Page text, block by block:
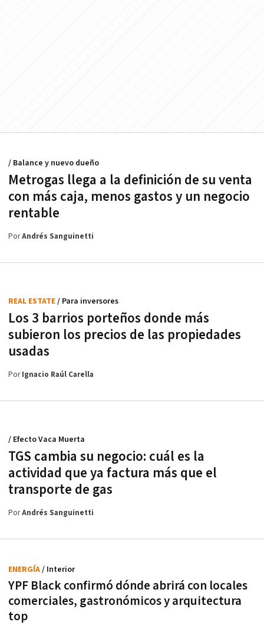
Metrogas llega a la definición de su venta
con más caja, menos gastos y un negocio
rentable
/ Balance y nuevo dueño
PorAndrés Sanguinetti
Los 3 barrios porteños donde más
subieron los precios de las propiedades
usadas
REAL ESTATE/ Para inversores
PorIgnacio Raúl Carella
TGS cambia su negocio: cuál es la
actividad que ya factura más que el
transporte de gas
/ Efecto Vaca Muerta
PorAndrés Sanguinetti
YPF Black confirmó dónde abrirá con locales
comerciales, gastronómicos y arquitectura
top
ENERGÍA/ Interior